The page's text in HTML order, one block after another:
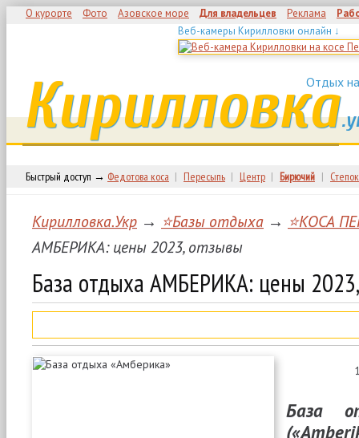
О курорте Фото Азовское море Для владельцев Реклама
Веб-камеры Кирилловки онлайн ↓
Отдых
Кирилловка
Быстрый доступ → Федотова коса | Пересыпь | Центр | Бирючий | Степок
Кирилловка.Укр → ⭐Базы отдыха → ⭐КОСА
АМБЕРИКА: цены 2023, отзывы
База отдыха АМБЕРИКА: цены
База